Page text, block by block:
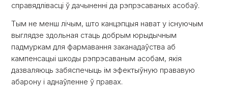
справядлівасці ў дачыненні да рэпрэсаваных асобаў.
Тым не менш лічым, што канцэпцыя нават у існуючым
выглядзе здольная стаць добрым юрыдычным
падмуркам для фармавання заканадаўства аб
кампенсацыі шкоды рэпрэсаваным асобам, якія
дазваляюць забяспечыць ім эфектыўную прававую
абарону і аднаўленне ў правах.